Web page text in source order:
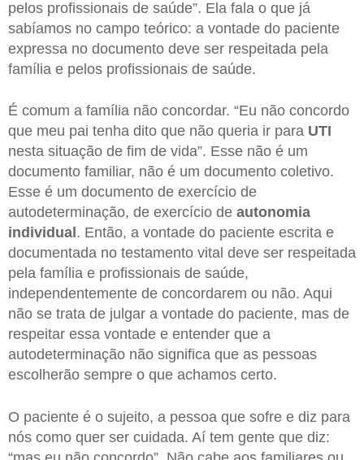
pelos profissionais de saúde”. Ela fala o que já
sabíamos no campo teórico: a vontade do paciente
expressa no documento deve ser respeitada pela
família e pelos profissionais de saúde.
É comum a família não concordar. “Eu não concordo
que meu pai tenha dito que não queria ir para UTI
nesta situação de fim de vida”. Esse não é um
documento familiar, não é um documento coletivo.
Esse é um documento de exercício de
autodeterminação, de exercício de autonomia
individual . Então, a vontade do paciente escrita e
documentada no testamento vital deve ser respeitada
pela família e profissionais de saúde,
independentemente de concordarem ou não. Aqui
não se trata de julgar a vontade do paciente, mas de
respeitar essa vontade e entender que a
autodeterminação não significa que as pessoas
escolherão sempre o que achamos certo.
O paciente é o sujeito, a pessoa que sofre e diz para
nós como quer ser cuidada. Aí tem gente que diz: